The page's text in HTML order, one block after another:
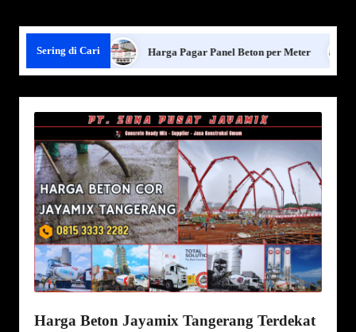
Sering di Cari
Panel Beton Harga Pagar Panel Beton per Meter
Harga Beton Jayamix Tangerang Terdekat